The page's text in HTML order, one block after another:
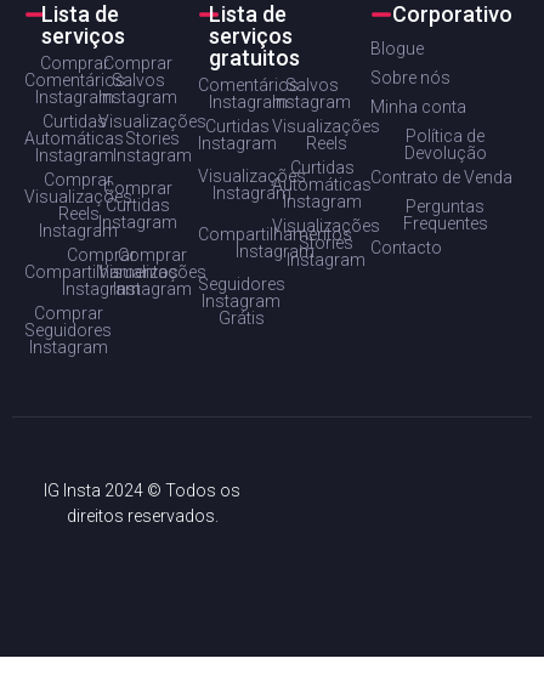
Lista de
serviços
Comprar
Comentários
Instagram
Comprar
Salvos
Instagram
Curtidas
Automáticas
Instagram
Visualizações
Stories
Instagram
Comprar
Visualizações
Reels
Instagram
Comprar
Curtidas
Instagram
Comprar
Compartilhamentos
Instagram
Comprar
Visualizações
Instagram
Comprar
Seguidores
Instagram
Lista de
serviços
gratuitos
Comentários
Instagram
Salvos
Instagram
Curtidas
Instagram
Visualizações
Reels
Visualizações
Instagram
Curtidas
Automáticas
Instagram
Compartilhamentos
Instagram
Visualizações
Stories
Instagram
Seguidores
Instagram
Grátis
Corporativo
Blogue
Sobre nós
Minha conta
Política de
Devolução
Contrato de Venda
Perguntas
Frequentes
Contacto
IG Insta 2024 © Todos os
direitos reservados.